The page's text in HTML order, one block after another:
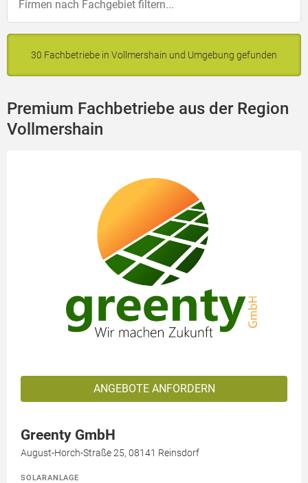
30 Fachbetriebe in Vollmershain und Umgebung gefunden
Premium Fachbetriebe aus der Region
Vollmershain
ANGEBOTE ANFORDERN
Greenty GmbH
August-Horch-Straße 25, 08141 Reinsdorf
SOLARANLAGE